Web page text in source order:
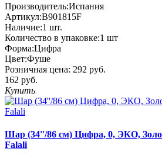
Производитель:Испания
Артикул:B901815F
Наличие:1 шт.
Количество в упаковке:1 шт
Форма:Цифра
Цвет:Фуше
Розничная цена: 292 руб.
162 руб.
Купить
Шар (34''/86 см) Цифра, 0, ЭКО,
Falali